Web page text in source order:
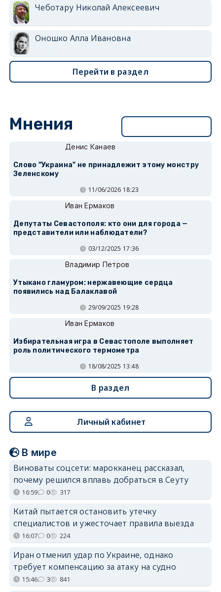
Чеботару Николай Алексеевич
Оношко Алла Ивановна
Перейти в раздел
Мнения
Денис Канаев
Слово "Украина" не принадлежит этому монстру
Зеленскому
11/06/2026 18:23
Иван Ермаков
Депутаты Севастополя: кто они для города —
представители или наблюдатели?
03/12/2025 17:36
Владимир Петров
Утыкано гламуром: нержавеющие сердца
появились над Балаклавой
29/09/2025 19:28
Иван Ермаков
Избирательная игра в Севастополе выполняет
роль политического термометра
18/08/2025 13:48
В раздел
Личный кабинет
В мире
Виноваты соцсети: марокканец рассказал,
почему решился вплавь добраться в Сеуту
16:59 0 317
Китай пытается остановить утечку
специалистов и ужесточает правила выезда
16:07 0 224
Иран отменил удар по Украине, однако
требует компенсацию за атаку на судно
15:46 3 841